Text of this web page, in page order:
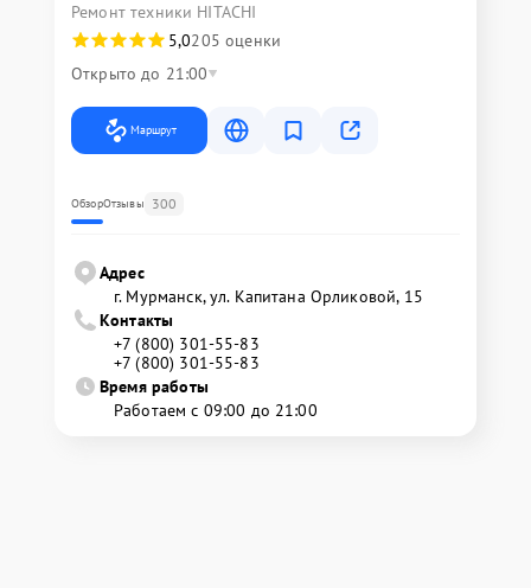
Ремонт техники HITACHI
5,0205 оценки
Открыто до 21:00
Маршрут
ОбзорОтзывы 300
Адрес
г. Мурманск, ул. Капитана Орликовой, 15
Контакты
+7 (800) 301-55-83
+7 (800) 301-55-83
Время работы
Работаем с 09:00 до 21:00